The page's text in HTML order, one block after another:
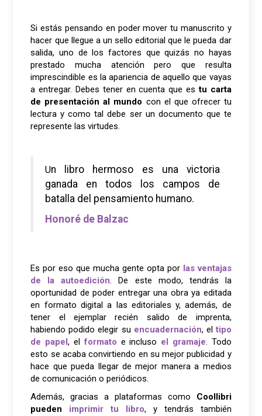
Si estás pensando en poder mover tu manuscrito y
hacer que llegue a un sello editorial que le pueda dar
salida, uno de los factores que quizás no hayas
prestado mucha atención pero que resulta
imprescindible es la apariencia de aquello que vayas
a entregar. Debes tener en cuenta que estu carta
de presentación al mundo con el que ofrecer tu
lectura y como tal debe ser un documento que te
represente las virtudes.
Un libro hermoso es una victoria
ganada en todos los campos de
batalla del pensamiento humano.
Honoré de Balzac
Es por eso que mucha gente opta por las ventajas
de la autoedición. De este modo, tendrás la
oportunidad de poder entregar una obra ya editada
en formato digital a las editoriales y, además, de
tener el ejemplar recién salido de imprenta,
habiendo podido elegir su encuadernación, el tipo
de papel, elformato e incluso el gramaje. Todo
esto se acaba convirtiendo en su mejor publicidad y
hace que pueda llegar de mejor manera a medios
de comunicación o periódicos.
Además, gracias a plataformas como Coollibri
pueden imprimir tu libro, y tendrás también